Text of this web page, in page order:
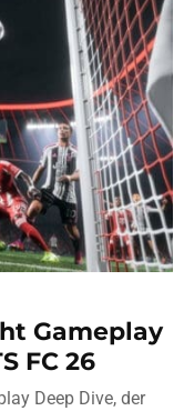
Gameplay
FC 26
Deep Dive, der